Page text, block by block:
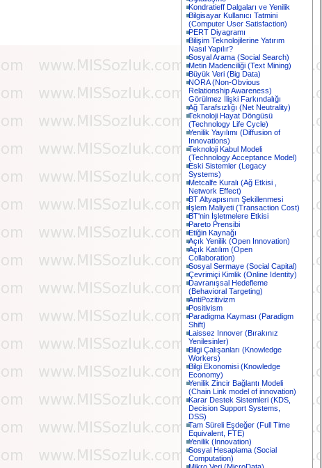
Kondratieff Dalgaları ve Yenilik
Bilgisayar Kullanıcı Tatmini
(Computer User Satisfaction)
PERT Diyagramı
Bilişim Teknolojilerine Yatırım
Nasıl Yapılır?
Sosyal Arama (Social Search)
Metin Madenciliği (Text Mining)
Büyük Veri (Big Data)
NORA (Non-Obvious
Relationship Awareness)
Görülmez İlişki Farkındalığı
Ağ Tarafsızlığı (Net Neutrality)
Teknoloji Hayat Döngüsü
(Technology Life Cycle)
Yenilik Yayılımı (Diffusion of
Innovations)
Teknoloji Kabul Modeli
(Technology Acceptance Model)
Eski Sistemler (Legacy
Systems)
Metcalfe Kuralı (Ağ Etkisi ,
Network Effect)
BT Altyapısının Şekillenmesi
İşlem Maliyeti (Transaction Cost)
BT'nin İşletmelere Etkisi
Pareto Prensibi
Etiğin Kaynağı
Açık Yenilik (Open Innovation)
Açık Katılım (Open
Collaboration)
Sosyal Sermaye (Social Capital)
Çevrimiçi Kimlik (Online Identity)
Davranışsal Hedefleme
(Behavioral Targeting)
AntiPozitivizm
Positivism
Paradigma Kayması (Paradigm
Shift)
Laissez Innover (Bırakınız
Yenilesinler)
Bilgi Çalışanları (Knowledge
Workers)
Bilgi Ekonomisi (Knowledge
Economy)
Yenilik Zincir Bağlantı Modeli
(Chain Link model of innovation)
Karar Destek Sistemleri (KDS,
Decision Support Systems,
DSS)
Tam Süreli Eşdeğer (Full Time
Equivalent, FTE)
Yenilik (Innovation)
Sosyal Hesaplama (Social
Computation)
Mikro Veri (MicroData)